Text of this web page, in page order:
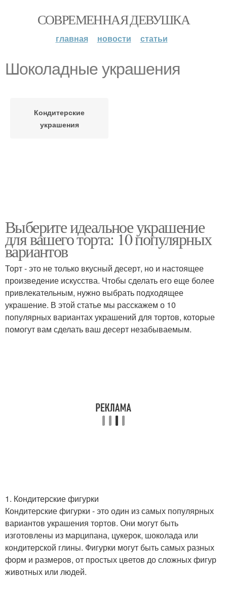
СОВРЕМЕННАЯ ДЕВУШКА
главная новости статьи
Шоколадные украшения
Кондитерские
украшения
Выберите идеальное украшение
для вашего торта: 10 популярных
вариантов
Торт - это не только вкусный десерт, но и настоящее
произведение искусства. Чтобы сделать его еще более
привлекательным, нужно выбрать подходящее
украшение. В этой статье мы расскажем о 10
популярных вариантах украшений для тортов, которые
помогут вам сделать ваш десерт незабываемым.
1. Кондитерские фигурки
Кондитерские фигурки - это один из самых популярных
вариантов украшения тортов. Они могут быть
изготовлены из марципана, цукерок, шоколада или
кондитерской глины. Фигурки могут быть самых разных
форм и размеров, от простых цветов до сложных фигур
животных или людей.